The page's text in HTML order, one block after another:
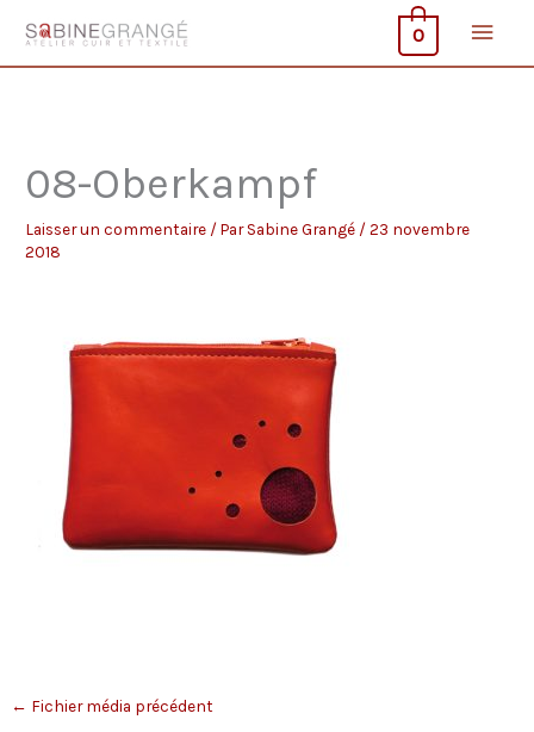
contenu
0
08-Oberkampf
Laisser un commentaire / ParSabine Grangé /23 novembre
2018
← Fichier média précédent